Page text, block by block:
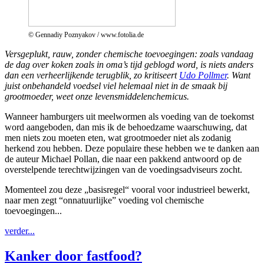
© Gennadiy Poznyakov / www.fotolia.de
Versgeplukt, rauw, zonder chemische toevoegingen: zoals vandaag
de dag over koken zoals in oma’s tijd geblogd word, is niets anders
dan een verheerlijkende terugblik, zo kritiseert Udo Pollmer. Want
juist onbehandeld voedsel viel helemaal niet in de smaak bij
grootmoeder, weet onze levensmiddelenchemicus.
Wanneer hamburgers uit meelwormen als voeding van de toekomst
word aangeboden, dan mis ik de behoedzame waarschuwing, dat
men niets zou moeten eten, wat grootmoeder niet als zodanig
herkend zou hebben. Deze populaire these hebben we te danken aan
de auteur Michael Pollan, die naar een pakkend antwoord op de
overstelpende terechtwijzingen van de voedingsadviseurs zocht.
Momenteel zou deze „basisregel“ vooral voor industrieel bewerkt,
naar men zegt “onnatuurlijke” voeding vol chemische
toevoegingen...
verder...
Kanker door fastfood?